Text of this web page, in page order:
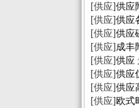
[供应]供应
[供应]供应
[供应]供应
[供应]成丰
[供应]供应
[供应]供应
[供应]供应
[供应]欧式